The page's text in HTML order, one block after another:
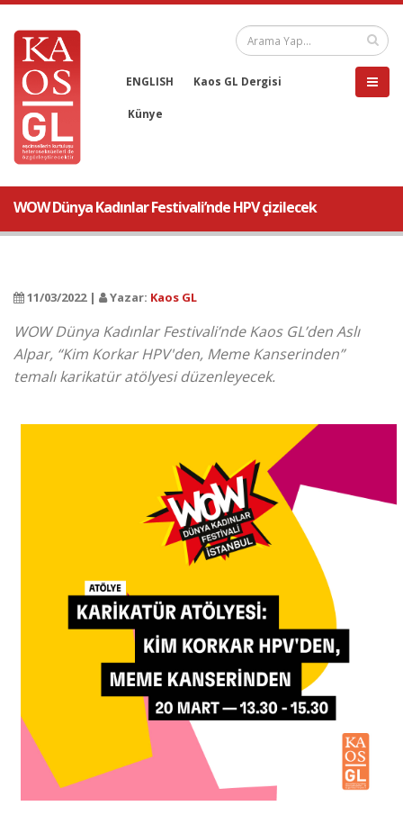
ENGLISH Kaos GL Dergisi
Künye
WOW Dünya Kadınlar Festivali’nde HPV çizilecek
11/03/2022 | Yazar: Kaos GL
WOW Dünya Kadınlar Festivali’nde Kaos GL’den Aslı
Alpar, “Kim Korkar HPV'den, Meme Kanserinden”
temalı karikatür atölyesi düzenleyecek.